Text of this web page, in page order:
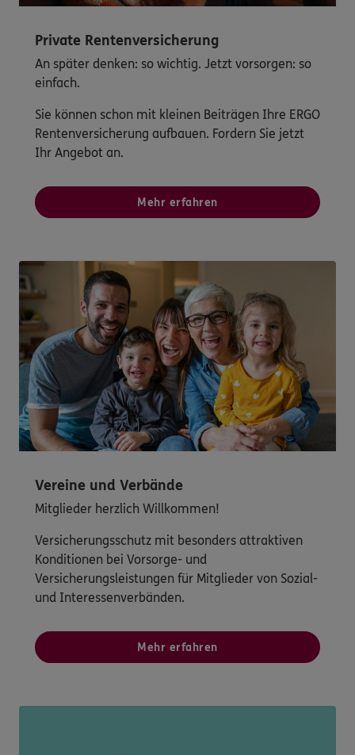
Private Rentenversicherung
An später denken: so wichtig. Jetzt vorsorgen: so
einfach.
Sie können schon mit kleinen Beiträgen Ihre ERGO
Rentenversicherung aufbauen. Fordern Sie jetzt
Ihr Angebot an.
Mehr erfahren
Vereine und Verbände
Mitglieder herzlich Willkommen!
Versicherungsschutz mit besonders attraktiven
Konditionen bei Vorsorge- und
Versicherungsleistungen für Mitglieder von Sozial-
und Interessenverbänden.
Mehr erfahren